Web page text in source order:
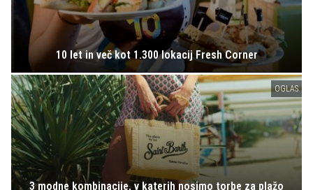
10 let in več kot 1.300 lokacij Fresh Corner
OGLAS
3 modne kombinacije, v katerih nosimo torbe za plažo